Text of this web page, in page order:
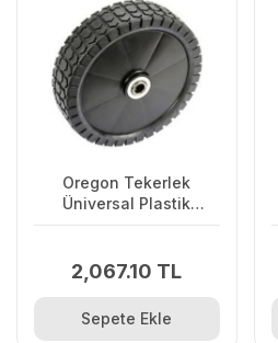
Oregon Tekerlek
Üniversal Plastik
2,067.10 TL
Sepete Ekle